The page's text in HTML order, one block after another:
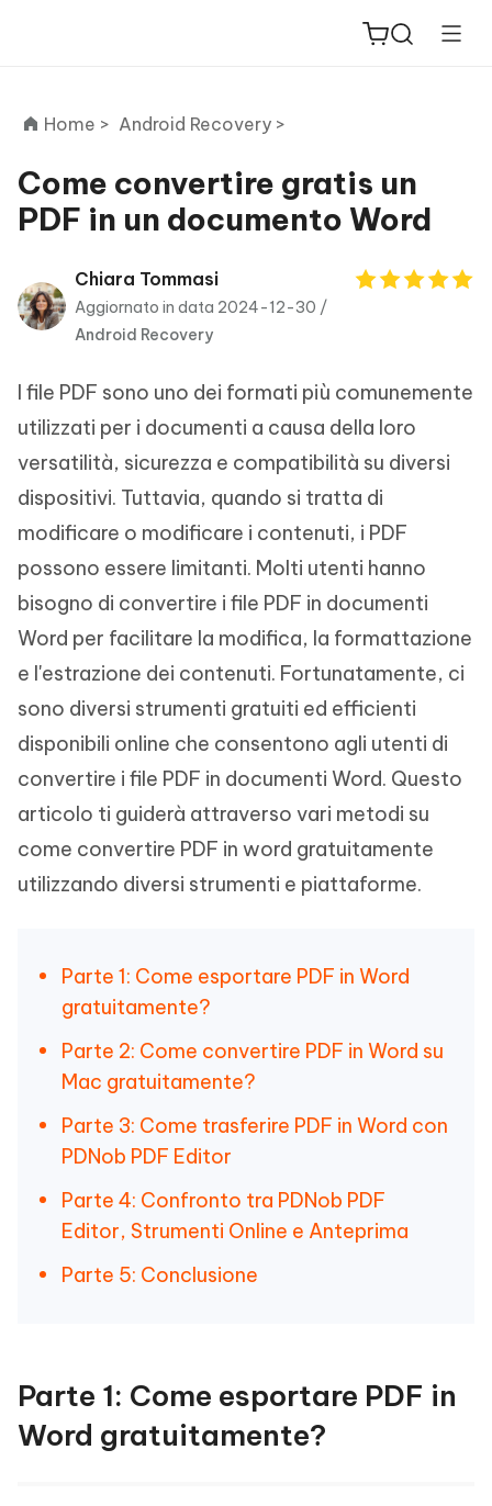
ReiBoot
PDNob
PDF
New
iAnyGo
Home > Android Recovery >
Come convertire gratis un
PDF in un documento Word
Chiara Tommasi
Aggiornato in data 2024-12-30 /
Android Recovery
I file PDF sono uno dei formati più comunemente
utilizzati per i documenti a causa della loro
versatilità, sicurezza e compatibilità su diversi
dispositivi. Tuttavia, quando si tratta di
modificare o modificare i contenuti, i PDF
possono essere limitanti. Molti utenti hanno
bisogno di convertire i file PDF in documenti
Word per facilitare la modifica, la formattazione
e l'estrazione dei contenuti. Fortunatamente, ci
sono diversi strumenti gratuiti ed efficienti
disponibili online che consentono agli utenti di
convertire i file PDF in documenti Word. Questo
articolo ti guiderà attraverso vari metodi su
come convertire PDF in word gratuitamente
utilizzando diversi strumenti e piattaforme.
Parte 1: Come esportare PDF in Word
gratuitamente?
Parte 2: Come convertire PDF in Word su
Mac gratuitamente?
Parte 3: Come trasferire PDF in Word con
PDNob PDF Editor
Parte 4: Confronto tra PDNob PDF
Editor, Strumenti Online e Anteprima
Parte 5: Conclusione
Parte 1: Come esportare PDF in
Word gratuitamente?